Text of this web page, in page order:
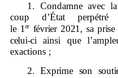
1. Condamne avec
coup d’État
le 1er février 2021, sa
celui‑ci ainsi que
exactions ;
2. Exprime son